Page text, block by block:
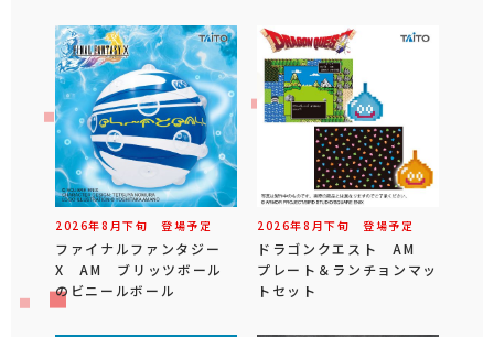
2026年8 月下旬 登場予定
ファイナルファンタジー
X AM ブリッツボール
のビニールボール
2026年8 月下旬 登場予定
ドラゴンクエスト AM
プレート＆ランチョンマッ
トセット